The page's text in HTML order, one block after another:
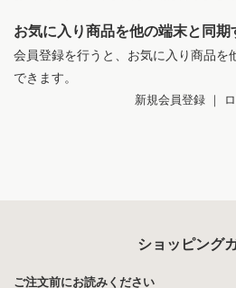
お気に入り商品を他の端末と同期
会員登録を行うと、お気に入り商品を
できます。
新規会員登録｜
ショッピング
ご注文前にお読みください